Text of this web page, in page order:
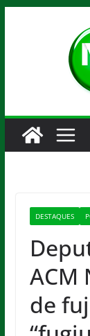
DESTAQUES
ACM
de